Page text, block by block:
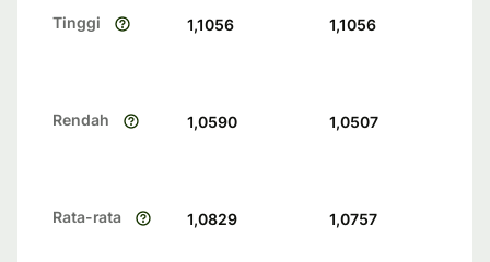
Tinggi 1,1056 1,1056
Rendah 1,0590 1,0507
Rata-rata 1,0829 1,0757